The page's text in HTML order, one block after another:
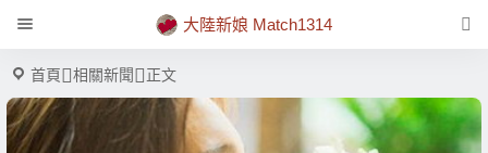
大陸新娘 Match1314
首頁 相關新聞 正文